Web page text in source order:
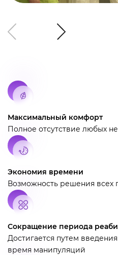
Максимальный комфорт
Полное отсутствие любых
Экономия времени
Возможность решения всех
Сокращение периода
Достигается путем
время манипуляций